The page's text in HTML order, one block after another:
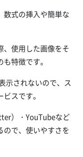
数式の挿入や簡単な
、使用した画像をそ
特徴です。
示されないので、ス
スです。
）・YouTubeなど
ので、使いやすさを